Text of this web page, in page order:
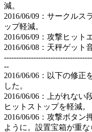
減。
2016/06/09：サークルス
ップ軽減。
2016/06/09：攻撃ヒット
2016/06/08：天秤ゲット
--
2016/06/06：以下の修正
した。
2016/06/06：上がれない
ヒットストップを軽減。
2016/06/06：攻撃ボタン
ように。設置宝箱が重な